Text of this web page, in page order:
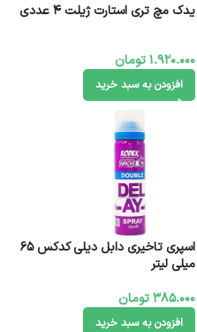
یدک مچ تری استارت ژیلت 4 عددی
1.920.000تومان
افزودن به سبد خرید
اسپری تاخیری دابل دیلی کدکس 65
میلی لیتر
385.000تومان
افزودن به سبد خرید